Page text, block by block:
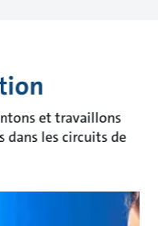
et travaillons
dans les circuits de